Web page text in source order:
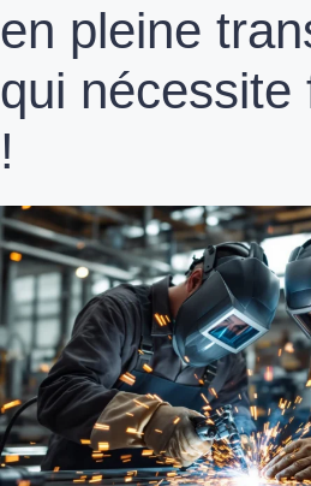
en pleine
qui nécessite
!